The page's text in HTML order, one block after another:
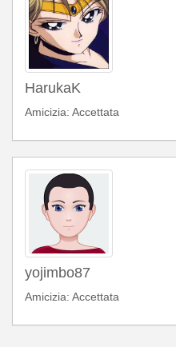
HarukaK
Amicizia: Accettata
yojimbo87
Amicizia: Accettata